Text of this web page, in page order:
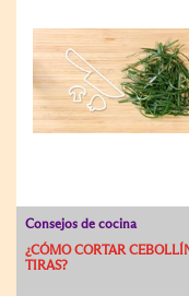
Consejos de cocina
¿CÓMO CORTAR
TIRAS?